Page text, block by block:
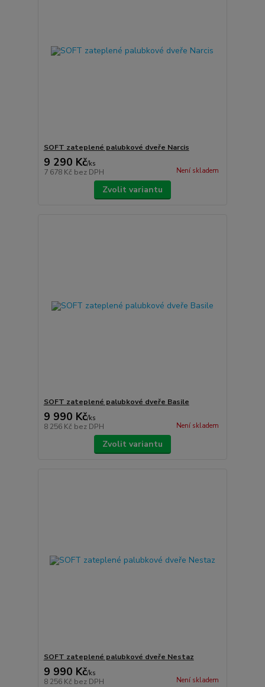
SOFT zateplené palubkové dveře Narcis
9 290 Kč/ks
7 678 Kč bez DPH Není skladem
Zvolit variantu
SOFT zateplené palubkové dveře Basile
9 990 Kč/ks
8 256 Kč bez DPH Není skladem
Zvolit variantu
SOFT zateplené palubkové dveře Nestaz
9 990 Kč/ks
8 256 Kč bez DPH Není skladem